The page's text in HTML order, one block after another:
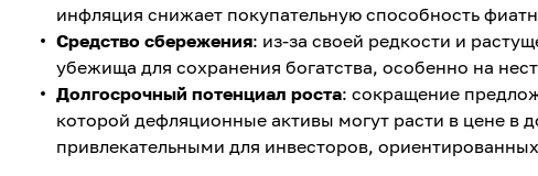
инфляция снижает покупательную способность
Средство сбережения: из-за своей редкости и
убежища для сохранения богатства, особенно на
Долгосрочный потенциал роста: сокращение
которой дефляционные активы могут расти в цене в
привлекательными для инвесторов,